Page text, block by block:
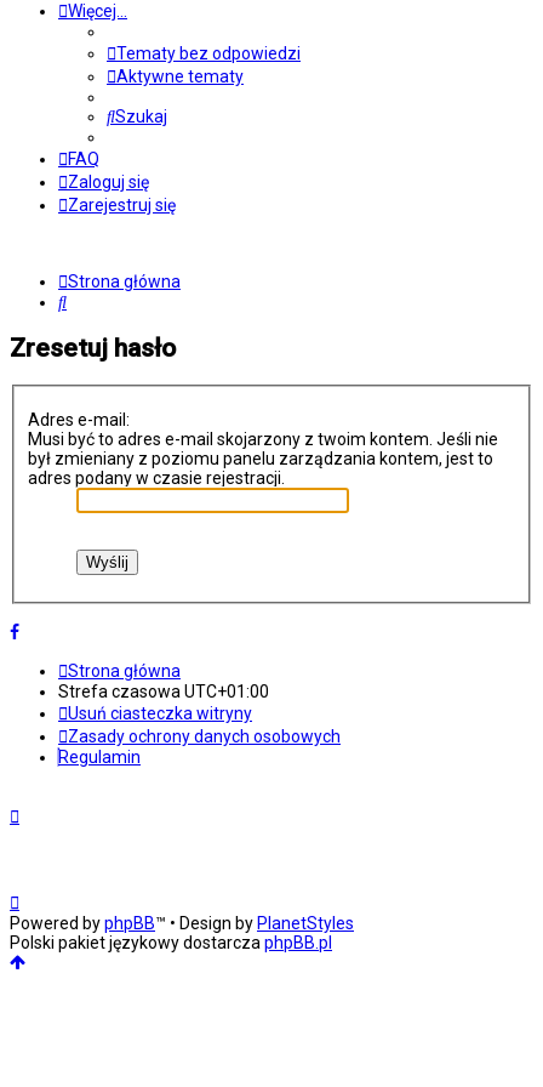
Więcej…
Tematy bez odpowiedzi
Aktywne tematy
Szukaj
FAQ
Zaloguj się
Zarejestruj się
Strona główna
Szukaj
Zresetuj hasło
Adres e-mail:
Musi być to adres e-mail skojarzony z twoim kontem. Jeśli nie
był zmieniany z poziomu panelu zarządzania kontem, jest to
adres podany w czasie rejestracji.
Strona główna
Strefa czasowaUTC+01:00
Usuń ciasteczka witryny
Zasady ochrony danych osobowych
Regulamin
Powered byphpBB™ • Design by PlanetStyles
Polski pakiet językowy dostarczaphpBB.pl